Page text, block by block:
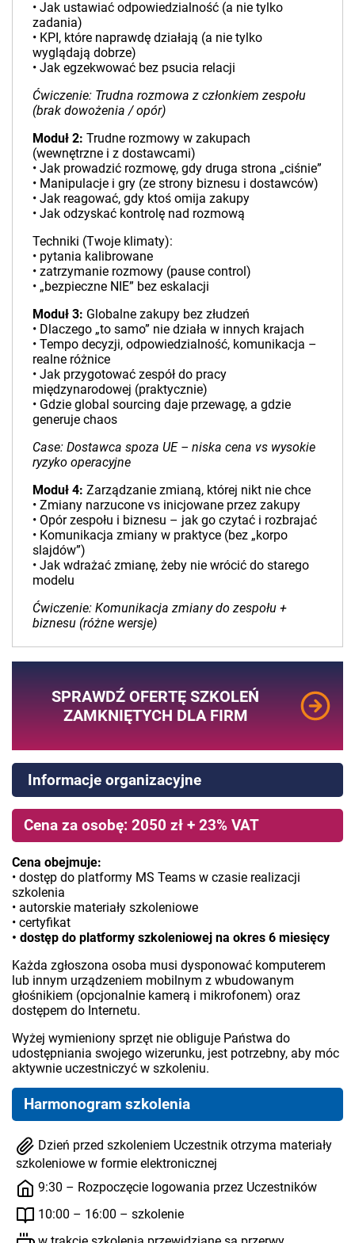
• Jak ustawiać odpowiedzialność (a nie tylko
zadania)
• KPI, które naprawdę działają (a nie tylko
wyglądają dobrze)
• Jak egzekwować bez psucia relacji
Ćwiczenie: Trudna rozmowa z członkiem zespołu
(brak dowożenia / opór)
Moduł 2: Trudne rozmowy w zakupach
(wewnętrzne i z dostawcami)
• Jak prowadzić rozmowę, gdy druga strona „ciśnie”
• Manipulacje i gry (ze strony biznesu i dostawców)
• Jak reagować, gdy ktoś omija zakupy
• Jak odzyskać kontrolę nad rozmową
Techniki (Twoje klimaty):
• pytania kalibrowane
• zatrzymanie rozmowy (pause control)
• „bezpieczne NIE” bez eskalacji
Moduł 3: Globalne zakupy bez złudzeń
• Dlaczego „to samo” nie działa w innych krajach
• Tempo decyzji, odpowiedzialność, komunikacja –
realne różnice
• Jak przygotować zespół do pracy
międzynarodowej (praktycznie)
• Gdzie global sourcing daje przewagę, a gdzie
generuje chaos
Case: Dostawca spoza UE – niska cena vs wysokie
ryzyko operacyjne
Moduł 4: Zarządzanie zmianą, której nikt nie chce
• Zmiany narzucone vs inicjowane przez zakupy
• Opór zespołu i biznesu – jak go czytać i rozbrajać
• Komunikacja zmiany w praktyce (bez „korpo
slajdów”)
• Jak wdrażać zmianę, żeby nie wrócić do starego
modelu
Ćwiczenie: Komunikacja zmiany do zespołu +
biznesu (różne wersje)
SPRAWDŹ OFERTĘ SZKOLEŃ
ZAMKNIĘTYCH DLA FIRM
Informacje organizacyjne
Cena za osobę: 2050 zł + 23% VAT
Cena obejmuje:
• dostęp do platformy MS Teams w czasie realizacji
szkolenia
• autorskie materiały szkoleniowe
• certyfikat
• dostęp do platformy szkoleniowej na okres 6 miesięcy
Każda zgłoszona osoba musi dysponować komputerem
lub innym urządzeniem mobilnym z wbudowanym
głośnikiem (opcjonalnie kamerą i mikrofonem) oraz
dostępem do Internetu.
Wyżej wymieniony sprzęt nie obliguje Państwa do
udostępniania swojego wizerunku, jest potrzebny, aby móc
aktywnie uczestniczyć w szkoleniu.
Harmonogram szkolenia
Dzień przed szkoleniem Uczestnik otrzyma materiały
szkoleniowe w formie elektronicznej
9:30 – Rozpoczęcie logowania przez Uczestników
10:00 – 16:00 – szkolenie